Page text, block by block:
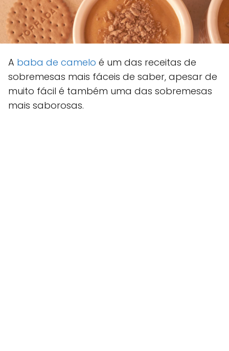
A baba de camelo é um das receitas de
sobremesas mais fáceis de saber, apesar de
muito fácil é também uma das sobremesas
mais saborosas.